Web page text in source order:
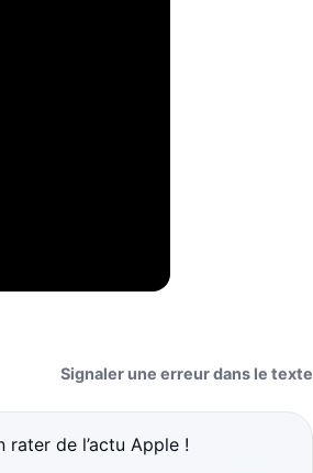
Signaler une erreur dans le texte
rater de l’actu Apple !